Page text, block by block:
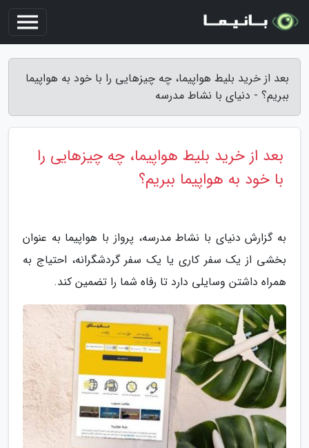
بعد از خرید بلیط هواپیما، چه چیزهایی را با خود به هواپیما
ببریم؟ - دنیای با نشاط مدرسه
بعد از خرید بلیط هواپیما، چه چیزهایی را
با خود به هواپیما ببریم؟
به گزارش دنیای با نشاط مدرسه، پرواز با هواپیما به عنوان
بخشی از یک سفر کاری یا یک سفر گردشگرانه، احتیاج به
همراه داشتن وسایلی دارد تا رفاه شما را تضمین کند.